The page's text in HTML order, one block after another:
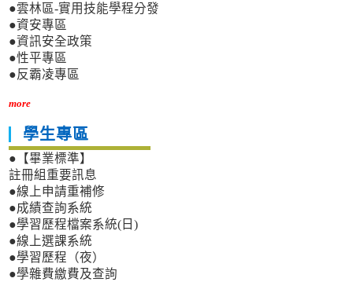
●雲林區-實用技能學程分發
●資安專區
●資訊安全政策
●性平專區
●反霸凌專區
more
學生專區
●【畢業標準】
註冊組重要訊息
●線上申請重補修
●成績查詢系統
●學習歷程檔案系統(日)
●線上選課系統
●學習歷程（夜）
●學雜費繳費及查詢